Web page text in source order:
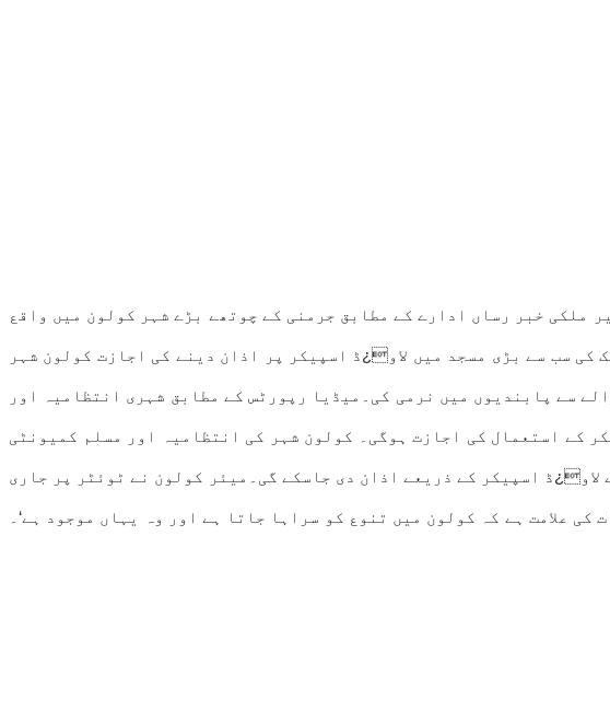
ملکی خبر رساں ادارے کے مطابق جرمنی کے چوتھے بڑے شہر کولون میں واقع
سب سے بڑی مسجد میں لاو¿ڈ اسپیکر پر اذان دینے کی اجازت کولون شہر
سے پابندیوں میں نرمی کی۔میڈیا رپورٹس کے مطابق شہری انتظامیہ اور
کی اذان کے لیے لاو¿ڈ اسپیکر کے استعمال کی اجازت ہوگی۔ کولون شہر کی انتظامیہ اور مسلم کمیونٹی
اسپیکر کے ذریعے اذان دی جاسکے گی۔میئر کولون نے ٹوئٹر پر جاری
علامت ہے کہ کولون میں تنوع کو سراہا جاتا ہے اور وہ یہاں موجود ہے‘۔